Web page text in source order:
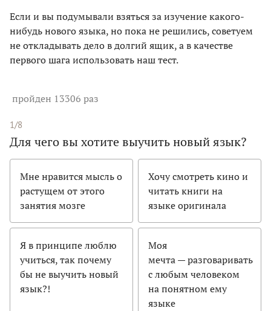
Если и вы подумывали взяться за изучение какого-
нибудь нового языка, но пока не решились, советуем
не откладывать дело в долгий ящик, а в качестве
первого шага использовать наш тест.
пройден 13306 раз
1/8
Для чего вы хотите выучить новый язык?
Мне нравится мысль о
растущем от этого
занятия мозге
Хочу смотреть кино и
читать книги на
языке оригинала
Я в принципе люблю
учиться, так почему
бы не выучить новый
язык?!
Моя
мечта — разговаривать
с любым человеком
на понятном ему
языке